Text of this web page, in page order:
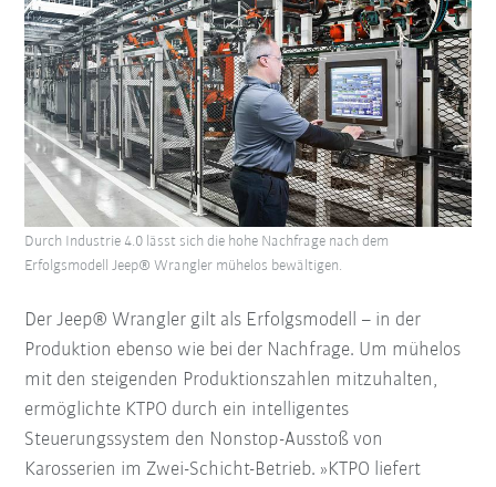
Der Jeep® Wrangler gilt als Erfolgsmodell – in der
Produktion ebenso wie bei der Nachfrage. Um mühelos
mit den steigenden Produktionszahlen mitzuhalten,
ermöglichte KTPO durch ein intelligentes
Steuerungssystem den Nonstop-Ausstoß von
Karosserien im Zwei-Schicht-Betrieb. »KTPO liefert
Durch Industrie 4.0 lässt sich die hohe Nachfrage nach dem
Erfolgsmodell Jeep® Wrangler mühelos bewältigen.